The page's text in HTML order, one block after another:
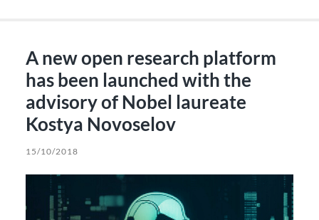
A new open research platform
has been launched with the
advisory of Nobel laureate
Kostya Novoselov
15/10/2018